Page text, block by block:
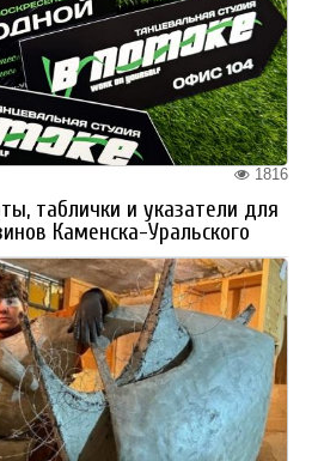
1816
таблички и указатели для
Каменска-Уральского